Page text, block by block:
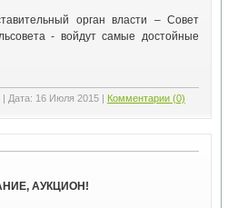
орган власти – Совет
- войдут самые достойные
| Дата: 16 Июля 2015 Комментарии (0)
АУКЦИОН!